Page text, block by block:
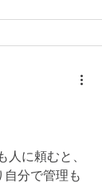
に頼むと、
分で管理も